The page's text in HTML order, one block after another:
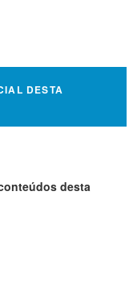
DESTA
desta